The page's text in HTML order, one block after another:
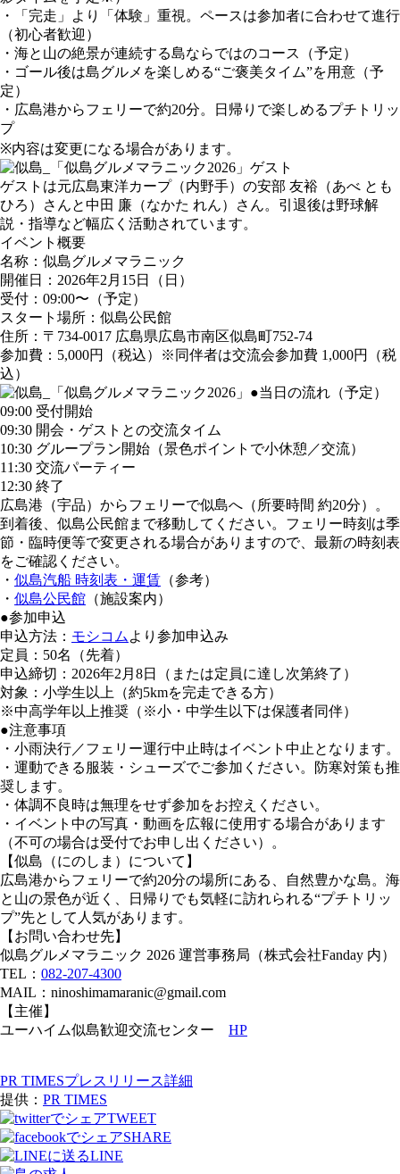
・「完⾛」より「体験」重視。ペースは参加者に合わせて進⾏
（初⼼者歓迎）
・海と⼭の絶景が連続する島ならではのコース（予定）
・ゴール後は島グルメを楽しめる“ご褒美タイム”を⽤意（予
定）
・広島港からフェリーで約20分。⽇帰りで楽しめるプチトリッ
プ
※内容は変更になる場合があります。
ゲスト
ゲストは元広島東洋カープ（内野手）の安部 友裕（あべ とも
ひろ）さんと中田 廉（なかた れん）さん。引退後は野球解
説・指導など幅広く活動されています。
イベント概要
名称：似島グルメマラニック
開催日：2026年2月15日（日）
受付：09:00〜（予定）
スタート場所：似島公民館
住所：〒734-0017 広島県広島市南区似島町752-74
参加費：5,000円（税込）※同伴者は交流会参加費 1,000円（税
込）
●当日の流れ（予定）
09:00 受付開始
09:30 開会・ゲストとの交流タイム
10:30 グループラン開始（景色ポイントで小休憩／交流）
11:30 交流パーティー
12:30 終了
広島港（宇品）からフェリーで似島へ（所要時間 約20分）。
到着後、似島公民館まで移動してください。フェリー時刻は季
節・臨時便等で変更される場合がありますので、最新の時刻表
をご確認ください。
・ 似島汽船 時刻表・運賃 （参考）
・ 似島公民館 （施設案内）
●参加申込
申込方法： モシコム より参加申込み
定員：50名（先着）
申込締切：2026年2月8日（または定員に達し次第終了）
対象：小学生以上（約5kmを完走できる方）
※中高学年以上推奨（※小・中学生以下は保護者同伴）
●注意事項
・⼩⾬決⾏／フェリー運行中止時はイベント中止となります。
・運動できる服装・シューズでご参加ください。防寒対策も推
奨します。
・体調不良時は無理をせず参加をお控えください。
・イベント中の写真・動画を広報に使⽤する場合があります
（不可の場合は受付でお申し出ください）。
【似島（にのしま）について】
広島港からフェリーで約20分の場所にある、自然豊かな島。海
と山の景色が近く、日帰りでも気軽に訪れられる“プチトリッ
プ”先として人気があります。
【お問い合わせ先】
似島グルメマラニック 2026 運営事務局（株式会社Fanday 内）
TEL： 082-207-4300
MAIL：ninoshimamaranic@gmail.com
【主催】
ユーハイム似島歓迎交流センター HP
PR TIMESプレスリリース詳細
提供： PR TIMES
TWEET
SHARE
LINE